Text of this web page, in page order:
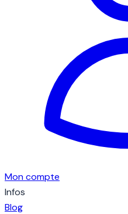
Mon compte
Infos
Blog